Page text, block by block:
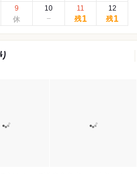
9 10
11
残1
12
残1